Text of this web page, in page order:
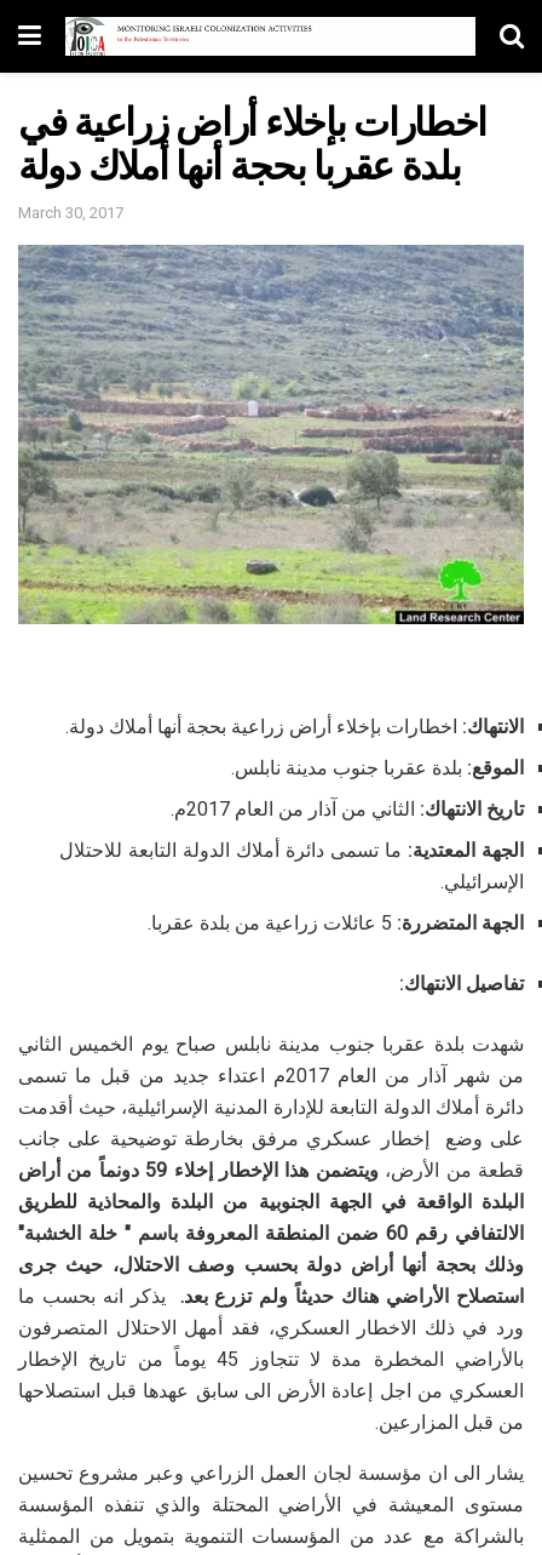
اخطارات بإخلاء أراض زراعية في
بلدة عقربا بحجة أنها أملاك دولة
March 30, 2017
الانتهاك: اخطارات بإخلاء أراض زراعية بحجة أنها أملاك دولة.
الموقع: بلدة عقربا جنوب مدينة نابلس.
تاريخ الانتهاك: الثاني من آذار من العام 2017م.
الجهة المعتدية: ما تسمى دائرة أملاك الدولة التابعة للاحتلال
الإسرائيلي.
الجهة المتضررة:
تفاصيل الانتهاك:
شهدت بلدة عقربا جنوب مدينة نابلس صباح يوم الخميس الثاني
من شهر آذار من العام 2017م اعتداء جديد من قبل ما تسمى
دائرة أملاك الدولة التابعة للإدارة المدنية الإسرائيلية، حيث أقدمت
على وضع إخطار عسكري مرفق بخارطة توضيحية على جانب
قطعة من الأرض،
ويتضمن هذا الإخطار إخلاء 59 دونماً من أراض
البلدة الواقعة في الجهة الجنوبية من البلدة والمحاذية للطريق
الالتفافي رقم 60 ضمن المنطقة المعروفة باسم " خلة الخشبة"
وذلك بحجة أنها أراض دولة بحسب وصف الاحتلال، حيث جرى
استصلاح الأراضي هناك حديثاً ولم تزرع بعد.
يذكر انه بحسب ما
ورد في ذلك الاخطار العسكري، فقد أمهل الاحتلال المتصرفون
بالأراضي المخطرة مدة لا تتجاوز 45 يوماً من تاريخ الإخطار
العسكري من اجل إعادة الأرض الى سابق عهدها قبل استصلاحها
من قبل المزارعين.
يشار الى ان مؤسسة لجان العمل الزراعي وعبر مشروع تحسين
مستوى المعيشة في الأراضي المحتلة والذي تنفذه المؤسسة
بالشراكة مع عدد من المؤسسات التنموية بتمويل من الممثلية